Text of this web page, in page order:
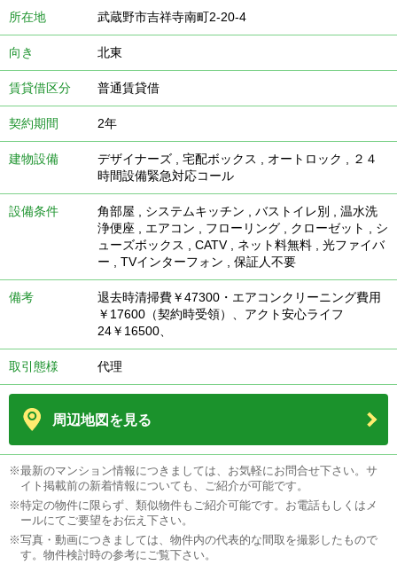
所在地 武蔵野市吉祥寺南町2-20-4
向き 北東
賃貸借区分 普通賃貸借
契約期間 2年
建物設備 デザイナーズ 宅配ボックス オートロック
２４
時間設備緊急対応コール
設備条件 角部屋 システムキッチン バストイレ別
温水洗
浄便座
エアコン フローリング クローゼット
シ
ューズボックス
CATV, ネット料無料
光ファイバ
ー
TVインターフォン 保証人不要
備考
退去時清掃費￥47300・エアコンクリーニング費用
￥17600（契約時受領）、アクト安心ライフ
24￥16500、
取引態様 代理
周辺地図を見る
※最新のマンション情報につきましては、お気軽にお問合せ下さい。サ
イト掲載前の新着情報についても、ご紹介が可能です。
※特定の物件に限らず、類似物件もご紹介可能です。お電話もしくはメ
ールにてご要望をお伝え下さい。
※写真・動画につきましては、物件内の代表的な間取を撮影したもので
す。物件検討時の参考にご覧下さい。